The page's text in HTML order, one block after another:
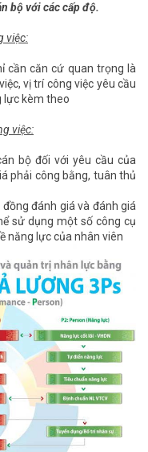
bộ với các cấp độ.
việc:
cần căn cứ quan trọng là
vị trí công việc yêu cầu
lực kèm theo
việc:
bộ đối với yêu cầu của
phải công bằng, tuân thủ
đánh giá và đánh giá
sử dụng một số công cụ
năng lực của nhân viên